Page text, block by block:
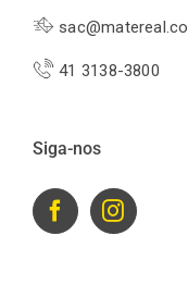
41 3138-3800
Siga-nos